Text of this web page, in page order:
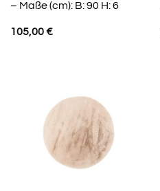
– Maße (cm): B: 90 H: 6
105,00€